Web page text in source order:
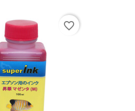
favorite_border